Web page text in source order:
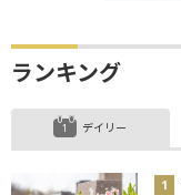
ランキング
デイリー